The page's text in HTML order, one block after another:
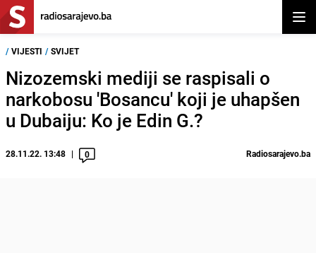
/ VIJESTI / SVIJET
Nizozemski mediji se raspisali o
narkobosu 'Bosancu' koji je uhapšen
u Dubaiju: Ko je Edin G.?
28.11.22. 13:48 0 Radiosarajevo.ba